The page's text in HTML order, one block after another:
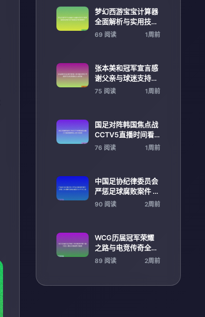
梦幻西游宝宝计算器
全面解析与实用技巧
指南助你轻松打造最
69 阅读 1周前
张本美和冠军宣言感
谢父亲与球迷支持终
圆梦夺冠时刻感动全
75 阅读 1周前
国足对阵韩国焦点战
CCTV5直播时间看
点全解析阵容战术胜
76 阅读 1周前
中国足协纪律委员会
严惩足球腐败案件 涉
案人员遭重罚推动清
90 阅读 2周前
WCG历届冠军荣耀
之路与电竞传奇全景
回顾十年风云争霸史
89 阅读 2周前